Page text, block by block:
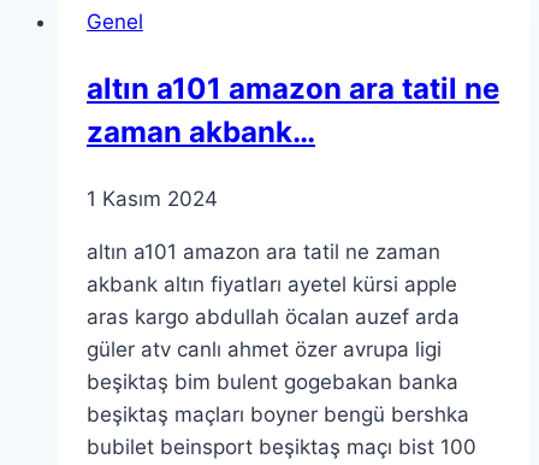
ve
Yorumları
Genel
altın a101 amazon ara tatil ne
zaman akbank…
1 Kasım 2024
altın a101 amazon ara tatil ne zaman
akbank altın fiyatları ayetel kürsi apple
aras kargo abdullah öcalan auzef arda
güler atv canlı ahmet özer avrupa ligi
beşiktaş bim bulent gogebakan banka
beşiktaş maçları boyner bengü bershka
bubilet beinsport beşiktaş maçı bist 100